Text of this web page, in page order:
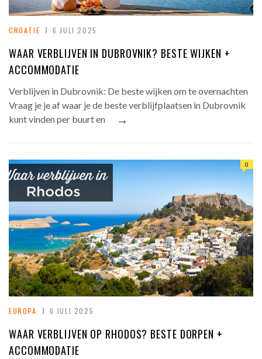
CROATIE 6 JULI 2025
WAAR VERBLIJVEN IN DUBROVNIK? BESTE WIJKEN +
ACCOMMODATIE
Verblijven in Dubrovnik: De beste wijken om te overnachten
Vraag je je af waar je de beste verblijfplaatsen in Dubrovnik
kunt vinden per buurt en
→
0
EUROPA 6 JULI 2025
WAAR VERBLIJVEN OP RHODOS? BESTE DORPEN +
ACCOMMODATIE